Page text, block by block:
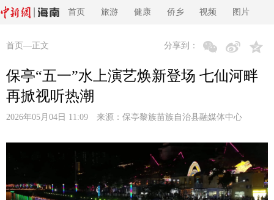
首页 旅游 健康 侨乡 视频 图片
首页 —正文 分享到：
保亭“五一”水上演艺焕新登场 七仙河畔
再掀视听热潮
2026年05月04日 11:09 来源： 保亭黎族苗族自治县融媒体中心